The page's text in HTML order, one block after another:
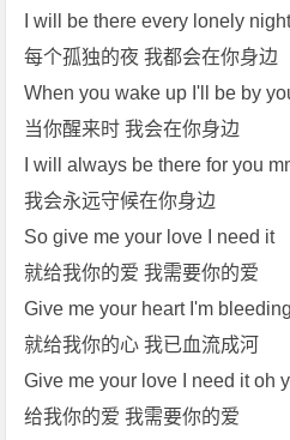
I will be there every lonely
每个孤独的夜 我都会在你身边
When you wake up I'll be by
当你醒来时 我会在你身边
I will always be there for you
我会永远守候在你身边
So give me your love I need it
就给我你的爱 我需要你的爱
Give me your heart I'm bleeding
就给我你的心 我已血流成河
Give me your love I need it oh
给我你的爱 我需要你的爱